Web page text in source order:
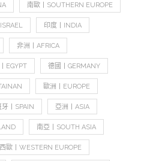
南歐丨SOUTHERN EUROPE
印度丨INDIA
非洲丨AFRICA
EGYPT 德國丨GERMANY
歐洲丨EUROPE
牙丨SPAIN 亞洲丨ASIA
南亞丨SOUTH ASIA
西歐丨WESTERN EUROPE